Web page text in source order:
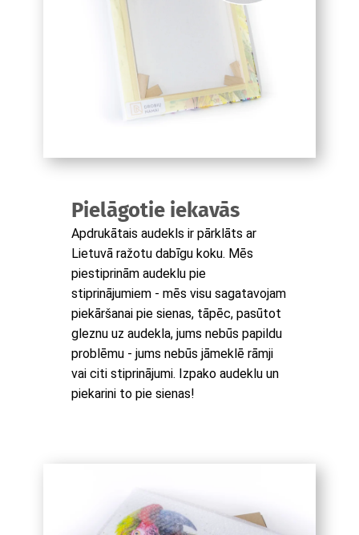
Pielāgotie iekavās
Apdrukātais audekls ir pārklāts ar
Lietuvā ražotu dabīgu koku. Mēs
piestiprinām audeklu pie
stiprinājumiem - mēs visu sagatavojam
piekāršanai pie sienas, tāpēc, pasūtot
gleznu uz audekla, jums nebūs papildu
problēmu - jums nebūs jāmeklē rāmji
vai citi stiprinājumi. Izpako audeklu un
piekarini to pie sienas!